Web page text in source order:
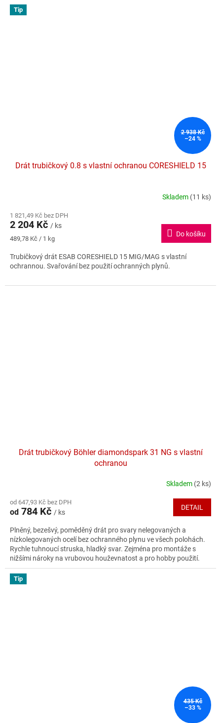
Tip
2 938 Kč
–24 %
Drát trubičkový 0.8 s vlastní ochranou CORESHIELD 15
produktu
je
3,5
5
hvězdiček.
Skladem (11 ks)
1 821,49 Kč bez DPH
2 204 Kč / ks
Měrná
489,78 Kč / 1 kg
Do košíku
Trubičkový drát ESAB CORESHIELD 15 MIG/MAG s vlastní
ochrannou. Svařování bez použití ochranných plynů.
Drát trubičkový Böhler diamondspark 31 NG s vlastní
ochranou
produktu
je
z
5
hvězdiček.
Skladem (2 ks)
od 647,93 Kč bez DPH
od 784 Kč / ks
DETAIL
Plněný, bezešvý, poměděný drát pro svary nelegovaných a
nízkolegovaných ocelí bez ochranného plynu ve všech polohách.
Rychle tuhnoucí struska, hladký svar. Zejména pro montáže s
nižšími nároky na vrubovou houževnatost a pro hobby použití.
Dodáván průměr 0,9-1,0-1,2.
Tip
435 Kč
–33 %